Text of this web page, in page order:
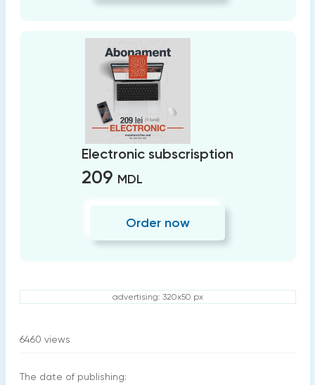
Electronic subscrisption
209 MDL
Order now
advertising: 320x50 px
6460 views
The date of publishing: